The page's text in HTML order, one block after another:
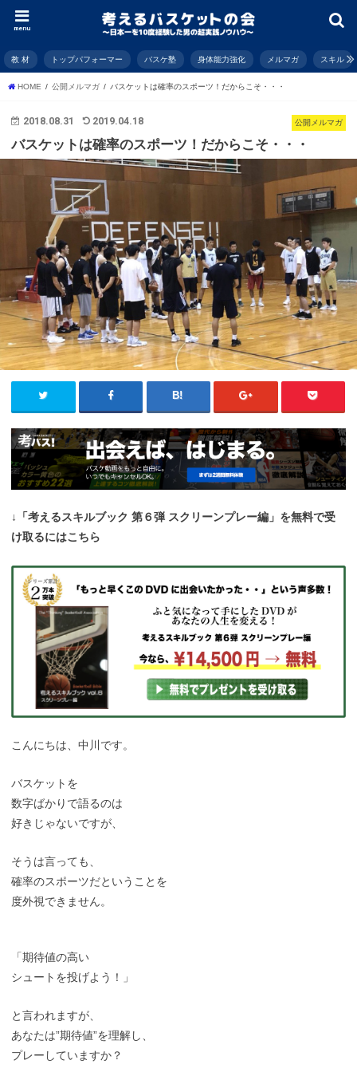
menu
教 材 トップパフォーマー バスケ塾 身体能力強化 メルマガ スキル
HOME 公開メルマガ バスケットは確率のスポーツ！だからこそ・・・
公開メルマガ
2018.08.31 2019.04.18
バスケットは確率のスポーツ！だからこそ・・・
↓「考えるスキルブック 第６弾 スクリーンプレー編」を無料で受
け取るにはこちら
こんにちは、中川です。
バスケットを
数字ばかりで語るのは
好きじゃないですが、
そうは言っても、
確率のスポーツだということを
度外視できません。
「期待値の高い
シュートを投げよう！」
と言われますが、
あなたは”期待値”を理解し、
プレーしていますか？